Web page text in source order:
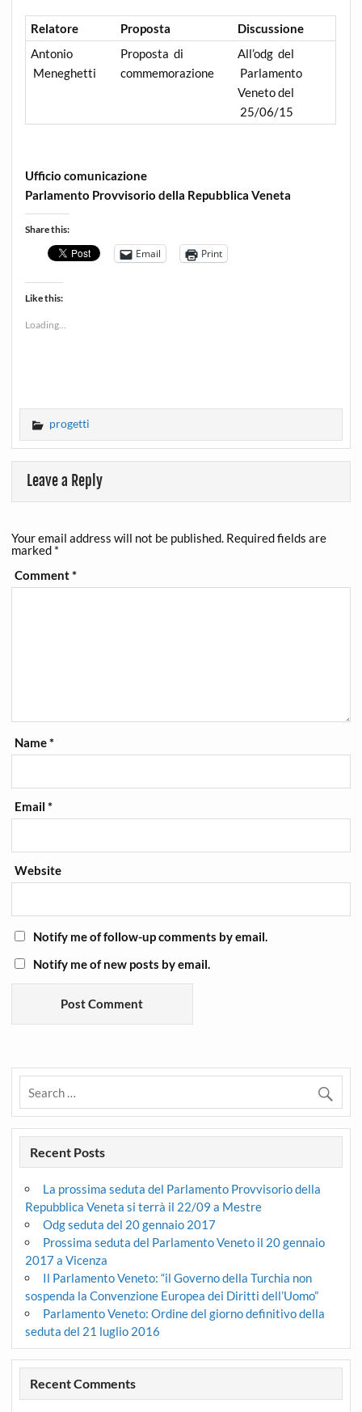
Relatore Proposta Discussione
Antonio
Meneghetti
Proposta di
commemorazione
All’odg del
Parlamento
Veneto del
25/06/15
Ufficio comunicazione
Parlamento Provvisorio della Repubblica Veneta
Share this:
Email Print
Like this:
Loading...
progetti
Leave a Reply
Your email address will not be published. Required fields are
marked *
Comment*
Name*
Email*
Website
Notify me of follow-up comments by email.
Notify me of new posts by email.
Recent Posts
La prossima seduta del Parlamento Provvisorio della
Repubblica Veneta si terrà il 22/09 a Mestre
Odg seduta del 20 gennaio 2017
Prossima seduta del Parlamento Veneto il 20 gennaio
2017 a Vicenza
Il Parlamento Veneto: “il Governo della Turchia non
sospenda la Convenzione Europea dei Diritti dell’Uomo”
Parlamento Veneto: Ordine del giorno definitivo della
seduta del 21 luglio 2016
Recent Comments